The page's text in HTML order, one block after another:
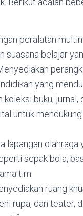
peralatan
suasana belajar
yang
koleksi buku,
untuk
lapangan
sepak bola,
tim.
ruang
rupa, dan